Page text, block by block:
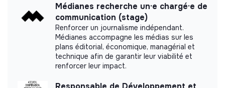
This structure did not communicate to us the
labels or certifications that it was able to obtain.
Documents
Médianes recherche un·e chargé·e de
communication (stage)
Renforcer un journalisme indépendant.
Médianes accompagne les médias sur les
plans éditorial, économique, managérial et
technique afin de garantir leur viabilité et
renforcer leur impact.